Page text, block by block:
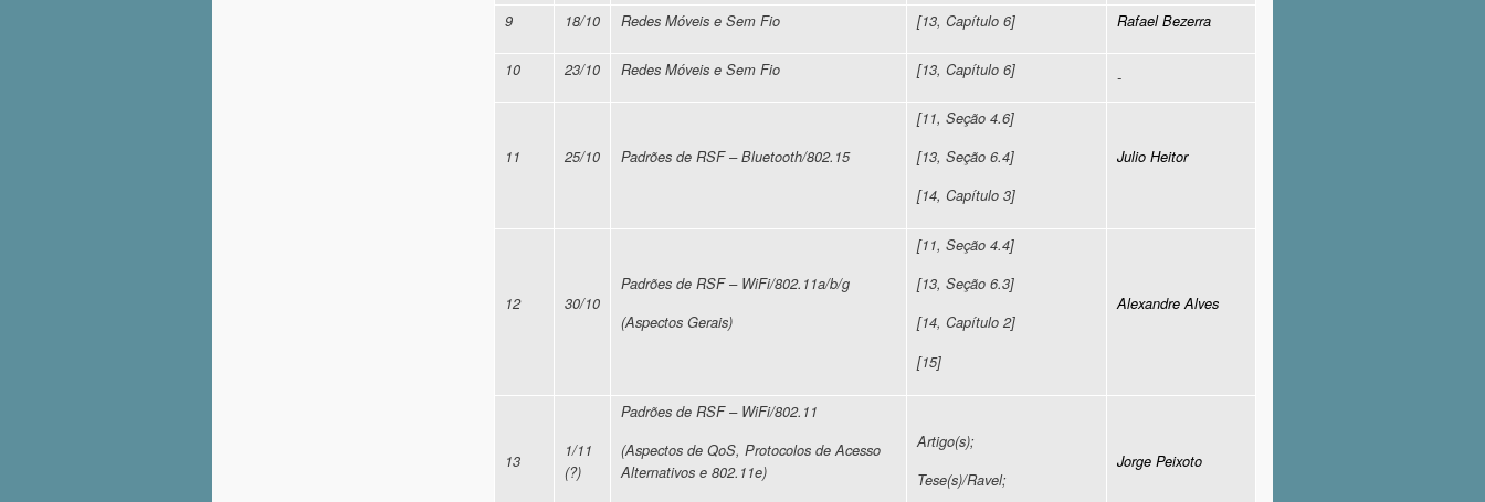
9 18/10 Redes Móveis e Sem Fio [13, Capítulo 6] Rafael Bezerra
10 23/10 Redes Móveis e Sem Fio [13, Capítulo 6] -
11 25/10 Padrões de RSF – Bluetooth/802.15
[11, Seção 4.6]
[13, Seção 6.4]
[14, Capítulo 3]
Julio Heitor
12 30/10
Padrões de RSF – WiFi/802.11a/b/g
(Aspectos Gerais)
[11, Seção 4.4]
[13, Seção 6.3]
[14, Capítulo 2]
[15]
Alexandre Alves
13
1/11
(?)
Padrões de RSF – WiFi/802.11
(Aspectos de QoS, Protocolos de Acesso
Alternativos e 802.11e)
Artigo(s);
Tese(s)/Ravel;
Jorge Peixoto